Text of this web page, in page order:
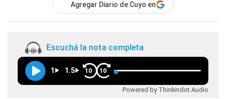
Agregar Diario de Cuyo en
Escuchá la nota completa
1 1.5 10 10
Powered by Thinkindot Audio